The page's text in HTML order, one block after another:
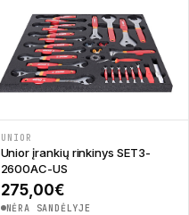
UNIOR
Unior įrankių rinkinys SET3-
2600AC-US
275,00€
NĖRA SANDĖLYJE